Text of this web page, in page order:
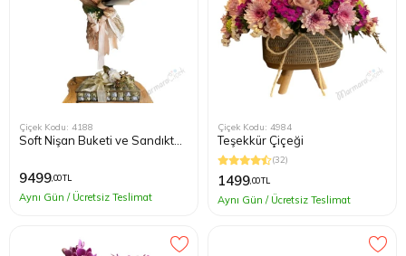
Çiçek Kodu: 4188
Soft Nişan Buketi ve Sandıkta
9499,00 TL
Aynı Gün / Ücretsiz Teslimat
Çiçek Kodu: 4984
Teşekkür Çiçeği
(32)
1499,00 TL
Aynı Gün / Ücretsiz Teslimat